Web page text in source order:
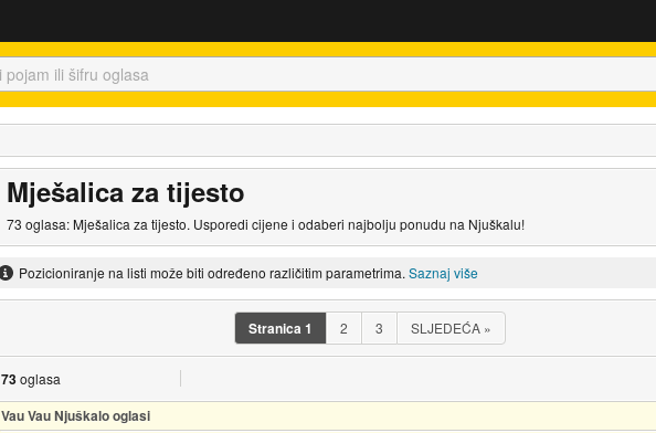
Mješalica za tijesto
73 oglasa: Mješalica za tijesto. Usporedi cijene i odaberi najbolju ponudu na Njuškalu!
Pozicioniranje na listi može biti određeno različitim parametrima. Saznaj više
Stranica1 2 3 SLJEDEĆA »
73oglasa
Vau Vau Njuškalo oglasi